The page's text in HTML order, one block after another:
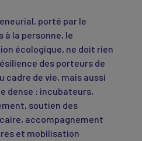
porté par le
à la personne, le
écologique, ne doit rien
des porteurs de
de vie, mais aussi
dense : incubateurs,
soutien des
accompagnement
et mobilisation